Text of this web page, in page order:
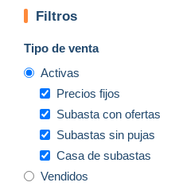
Filtros
Tipo de venta
Activas
Precios fijos
Subasta con ofertas
Subastas sin pujas
Casa de subastas
Vendidos